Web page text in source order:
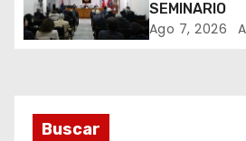
t
SEMINARIO
Ago 7, 2026
Buscar